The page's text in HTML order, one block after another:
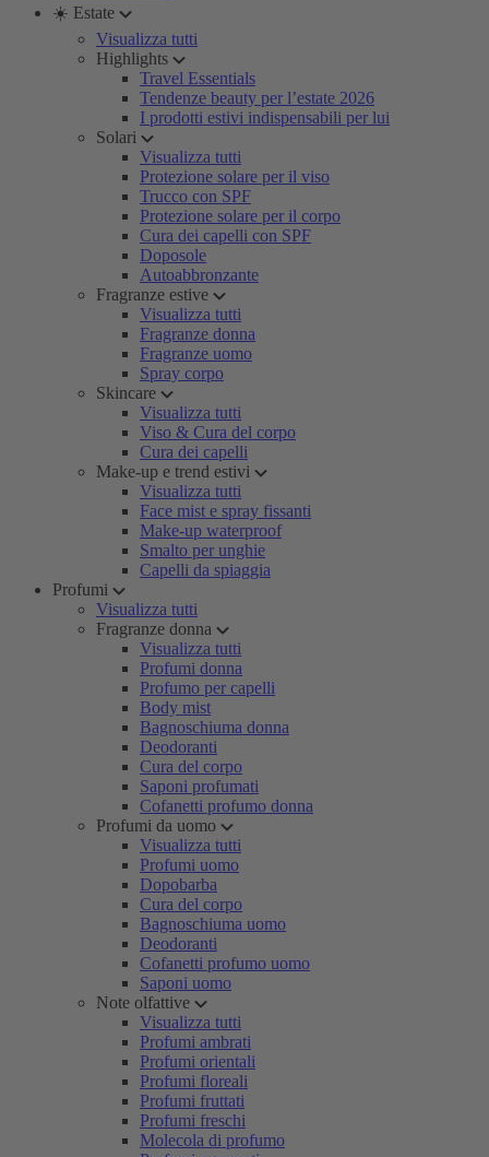
☀️ Estate
Visualizza tutti
Highlights
Travel Essentials
Tendenze beauty per l’estate 2026
I prodotti estivi indispensabili per lui
Solari
Visualizza tutti
Protezione solare per il viso
Trucco con SPF
Protezione solare per il corpo
Cura dei capelli con SPF
Doposole
Autoabbronzante
Fragranze estive
Visualizza tutti
Fragranze donna
Fragranze uomo
Spray corpo
Skincare
Visualizza tutti
Viso & Cura del corpo
Cura dei capelli
Make-up e trend estivi
Visualizza tutti
Face mist e spray fissanti
Make-up waterproof
Smalto per unghie
Capelli da spiaggia
Profumi
Visualizza tutti
Fragranze donna
Visualizza tutti
Profumi donna
Profumo per capelli
Body mist
Bagnoschiuma donna
Deodoranti
Cura del corpo
Saponi profumati
Cofanetti profumo donna
Profumi da uomo
Visualizza tutti
Profumi uomo
Dopobarba
Cura del corpo
Bagnoschiuma uomo
Deodoranti
Cofanetti profumo uomo
Saponi uomo
Note olfattive
Visualizza tutti
Profumi ambrati
Profumi orientali
Profumi floreali
Profumi fruttati
Profumi freschi
Molecola di profumo